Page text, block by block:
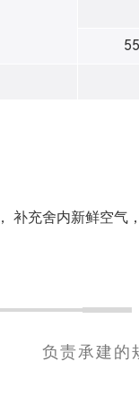
补充舍内新鲜空气
负责承建的